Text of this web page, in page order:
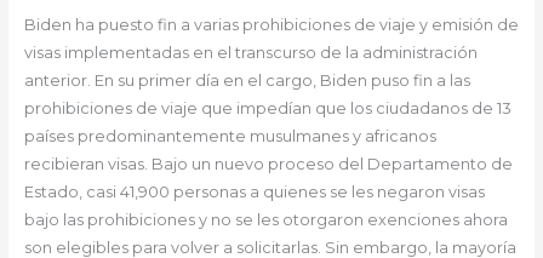
Biden ha puesto fin a varias prohibiciones de viaje y emisión de
visas implementadas en el transcurso de la administración
anterior. En su primer día en el cargo, Biden puso fin a las
prohibiciones de viaje que impedían que los ciudadanos de 13
países predominantemente musulmanes y africanos
recibieran visas. Bajo un nuevo proceso del Departamento de
Estado, casi 41,900 personas a quienes se les negaron visas
bajo las prohibiciones y no se les otorgaron exenciones ahora
son elegibles para volver a solicitarlas. Sin embargo, la mayoría